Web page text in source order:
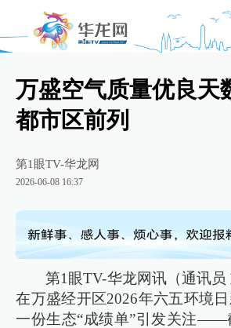
万盛空气质量优良天
都市区前列
第1眼TV-华龙网
2026-06-08 16:37
第1眼TV-华龙网讯（通讯员
在万盛经开区2026年六五环境日
一份生态“成绩单”引发关注——